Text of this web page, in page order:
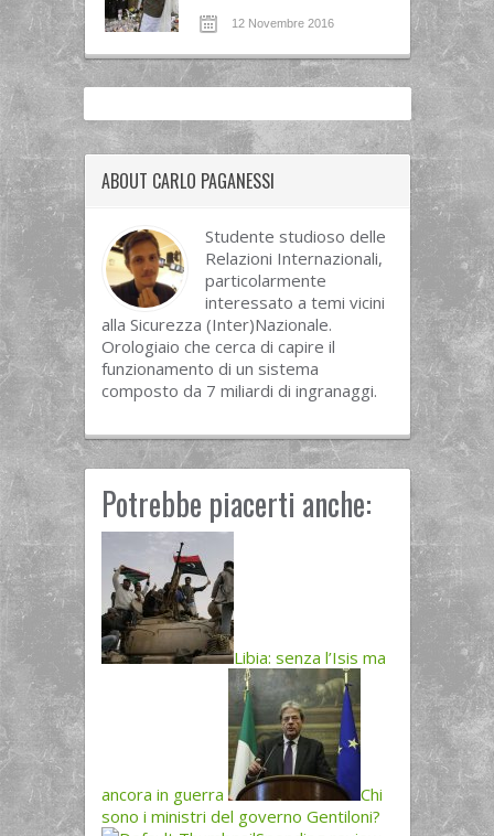
12 Novembre 2016
ABOUT CARLO PAGANESSI
Studente studioso delle
Relazioni Internazionali,
particolarmente
interessato a temi vicini
alla Sicurezza (Inter)Nazionale.
Orologiaio che cerca di capire il
funzionamento di un sistema
composto da 7 miliardi di ingranaggi.
Potrebbe piacerti anche:
Libia: senza l’Isis ma
ancora in guerra
Chi
sono i ministri del governo Gentiloni?